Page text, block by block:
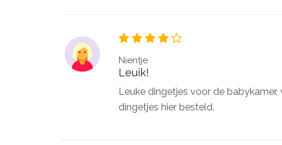
Nientje
Leuik!
Leuke dingetjes voor de
dingetjes hier besteld.